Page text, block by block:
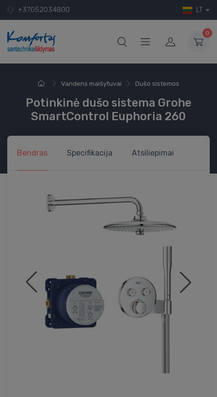
+37052034800 LT
0
Vandens maišytuvai Dušo sistemos
Potinkinė dušo sistema Grohe
SmartControl Euphoria 260
Bendras Specifikacija Atsiliepimai